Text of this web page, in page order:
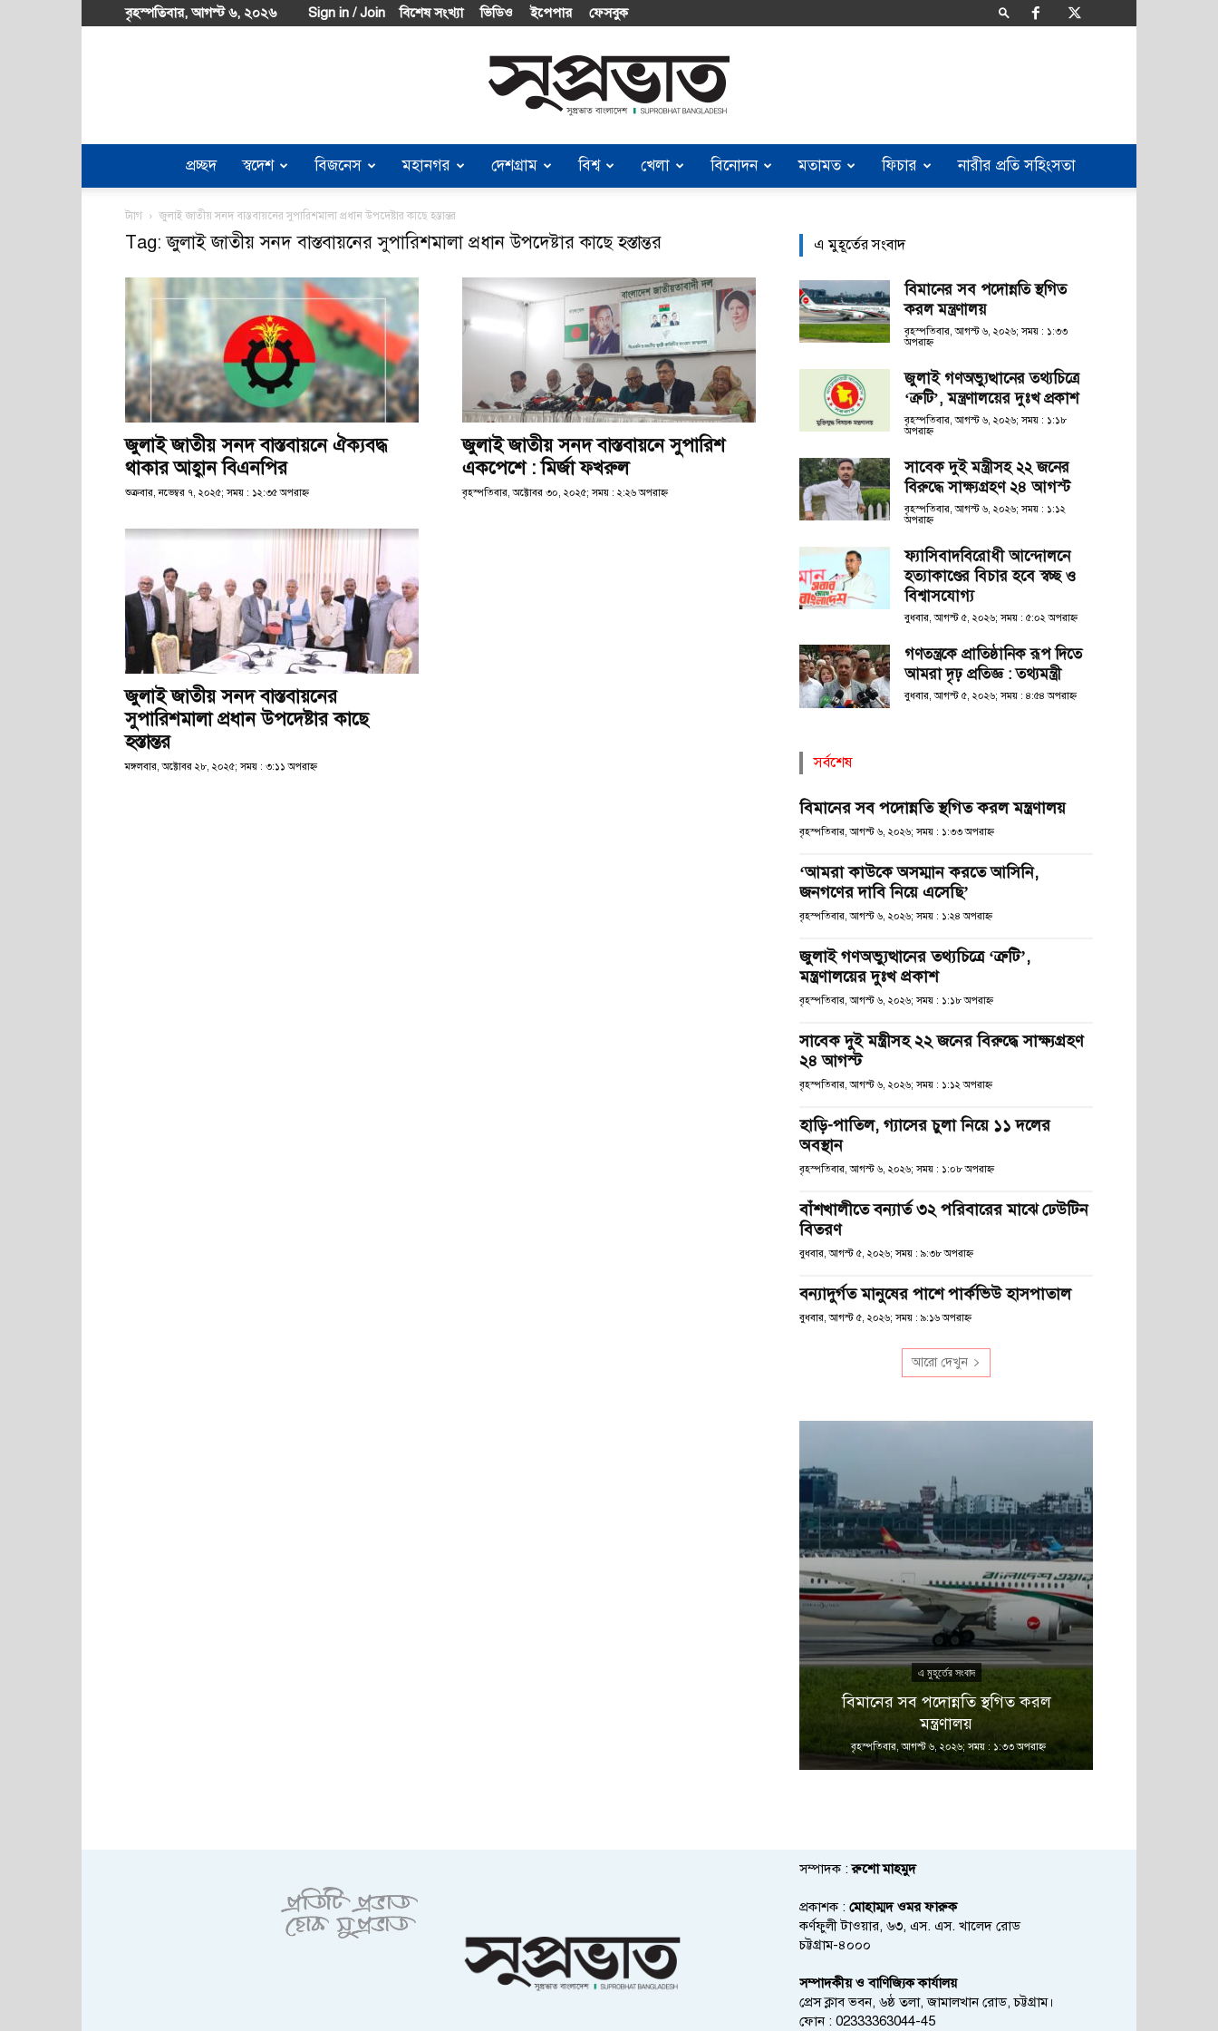
বৃহস্পতিবার, আগস্ট ৬, ২০২৬ Sign in / Join বিশেষ সংখ্যা ভিডিও ইপেপার ফেসবুক
Suprobhat
Bangladesh
প্রচ্ছদ স্বদেশ বিজনেস মহানগর দেশগ্রাম বিশ্ব খেলা বিনোদন মতামত ফিচার নারীর প্রতি সহিংসতা
ট্যাগ জুলাই জাতীয় সনদ বাস্তবায়নের সুপারিশমালা প্রধান উপদেষ্টার কাছে হস্তান্তর
Tag: জুলাই জাতীয় সনদ বাস্তবায়নের সুপারিশমালা প্রধান উপদেষ্টার কাছে হস্তান্তর
জুলাই জাতীয় সনদ বাস্তবায়নে ঐক্যবদ্ধ
থাকার আহ্বান বিএনপির
শুক্রবার, নভেম্বর ৭, ২০২৫; সময় : ১২:৩৫ অপরাহ্ণ
জুলাই জাতীয় সনদ বাস্তবায়নে সুপারিশ
একপেশে : মির্জা ফখরুল
বৃহস্পতিবার, অক্টোবর ৩০, ২০২৫; সময় : ২:২৬ অপরাহ্ণ
জুলাই জাতীয় সনদ বাস্তবায়নের
সুপারিশমালা প্রধান উপদেষ্টার কাছে
হস্তান্তর
মঙ্গলবার, অক্টোবর ২৮, ২০২৫; সময় : ৩:১১ অপরাহ্ণ
এ মুহূর্তের সংবাদ
বিমানের সব পদোন্নতি স্থগিত
করল মন্ত্রণালয়
বৃহস্পতিবার, আগস্ট ৬, ২০২৬; সময় : ১:৩৩
অপরাহ্ণ
জুলাই গণঅভ্যুত্থানের তথ্যচিত্রে
‘ত্রুটি’, মন্ত্রণালয়ের দুঃখ প্রকাশ
বৃহস্পতিবার, আগস্ট ৬, ২০২৬; সময় : ১:১৮
অপরাহ্ণ
সাবেক দুই মন্ত্রীসহ ২২ জনের
বিরুদ্ধে সাক্ষ্যগ্রহণ ২৪ আগস্ট
বৃহস্পতিবার, আগস্ট ৬, ২০২৬; সময় : ১:১২
অপরাহ্ণ
ফ্যাসিবাদবিরোধী আন্দোলনে
হত্যাকাণ্ডের বিচার হবে স্বচ্ছ ও
বিশ্বাসযোগ্য
বুধবার, আগস্ট ৫, ২০২৬; সময় : ৫:০২ অপরাহ্ণ
গণতন্ত্রকে প্রাতিষ্ঠানিক রূপ দিতে
আমরা দৃঢ় প্রতিজ্ঞ : তথ্যমন্ত্রী
বুধবার, আগস্ট ৫, ২০২৬; সময় : ৪:৫৪ অপরাহ্ণ
সর্বশেষ
বিমানের সব পদোন্নতি স্থগিত করল মন্ত্রণালয়
বৃহস্পতিবার, আগস্ট ৬, ২০২৬; সময় : ১:৩৩ অপরাহ্ণ
‘আমরা কাউকে অসম্মান করতে আসিনি,
জনগণের দাবি নিয়ে এসেছি’
বৃহস্পতিবার, আগস্ট ৬, ২০২৬; সময় : ১:২৪ অপরাহ্ণ
জুলাই গণঅভ্যুত্থানের তথ্যচিত্রে ‘ত্রুটি’,
মন্ত্রণালয়ের দুঃখ প্রকাশ
বৃহস্পতিবার, আগস্ট ৬, ২০২৬; সময় : ১:১৮ অপরাহ্ণ
সাবেক দুই মন্ত্রীসহ ২২ জনের বিরুদ্ধে সাক্ষ্যগ্রহণ
২৪ আগস্ট
বৃহস্পতিবার, আগস্ট ৬, ২০২৬; সময় : ১:১২ অপরাহ্ণ
হাড়ি-পাতিল, গ্যাসের চুলা নিয়ে ১১ দলের
অবস্থান
বৃহস্পতিবার, আগস্ট ৬, ২০২৬; সময় : ১:০৮ অপরাহ্ণ
বাঁশখালীতে বন্যার্ত ৩২ পরিবারের মাঝে ঢেউটিন
বিতরণ
বুধবার, আগস্ট ৫, ২০২৬; সময় : ৯:৩৮ অপরাহ্ণ
বন্যাদুর্গত মানুষের পাশে পার্কভিউ হাসপাতাল
বুধবার, আগস্ট ৫, ২০২৬; সময় : ৯:১৬ অপরাহ্ণ
আরো দেখুন
এ মুহূর্তের সংবাদ
বিমানের সব পদোন্নতি স্থগিত করল
মন্ত্রণালয়
বৃহস্পতিবার, আগস্ট ৬, ২০২৬; সময় : ১:৩৩ অপরাহ্ণ
সম্পাদক :রুশো মাহমুদ
প্রকাশক : মোহাম্মদ ওমর ফারুক
কর্ণফুলী টাওয়ার, ৬৩, এস. এস. খালেদ রোড
চট্টগ্রাম-৪০০০
সম্পাদকীয় ও বাণিজ্যিক কার্যালয়
প্রেস ক্লাব ভবন, ৬ষ্ঠ তলা, জামালখান রোড, চট্টগ্রাম।
ফোন : 02333363044-45